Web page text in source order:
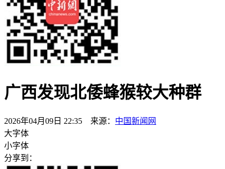
广西发现北倭蜂猴较大种群
2026年04月09日 22:35 来源： 中国新闻网
大字体
小字体
分享到：